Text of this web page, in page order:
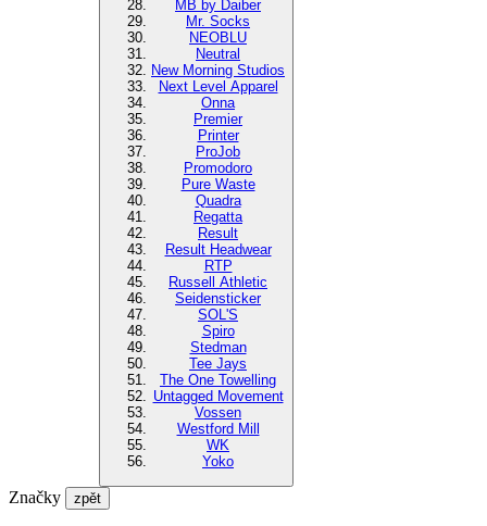
MB by Daiber
Mr. Socks
NEOBLU
Neutral
New Morning Studios
Next Level Apparel
Onna
Premier
Printer
ProJob
Promodoro
Pure Waste
Quadra
Regatta
Result
Result Headwear
RTP
Russell Athletic
Seidensticker
SOL'S
Spiro
Stedman
Tee Jays
The One Towelling
Untagged Movement
Vossen
Westford Mill
WK
Yoko
Značky zpět